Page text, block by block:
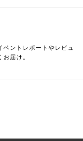
ントレポートやレビュ
届け。